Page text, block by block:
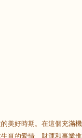
美好時期。在這個充滿
肖的愛情、財運和事業